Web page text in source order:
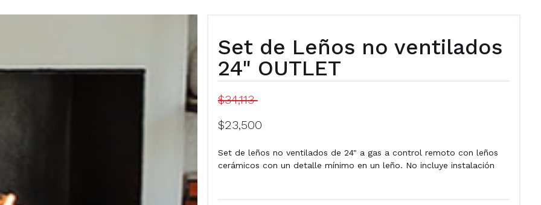
Set de Leños no ventilados
24" OUTLET
$34,113
$23,500
Set de leños no ventilados de 24" a gas a control remoto con leños
cerámicos con un detalle mínimo en un leño. No incluye instalación